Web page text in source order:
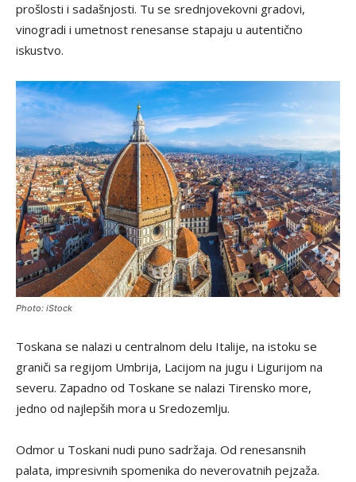
prošlosti i sadašnjosti. Tu se srednjovekovni gradovi,
vinogradi i umetnost renesanse stapaju u autentično
iskustvo.
Photo: iStock
Toskana se nalazi u centralnom delu Italije, na istoku se
graniči sa regijom Umbrija, Lacijom na jugu i Ligurijom na
severu. Zapadno od Toskane se nalazi Tirensko more,
jedno od najlepših mora u Sredozemlju.
Odmor u Toskani nudi puno sadržaja. Od renesansnih
palata, impresivnih spomenika do neverovatnih pejzaža.